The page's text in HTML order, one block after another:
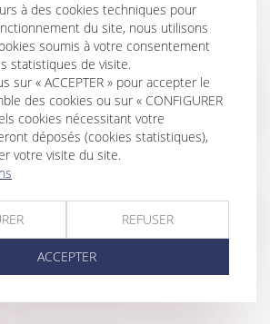
de performance énergétique
à la propriété immobilière : le PSLA
ancien
Asap, avec son dispositif anti-
de rénovation reste à la charge des
de la vente
portant sur la nue-propriété d’une
à des cookies techniques pour
du site, nous utilisons
soumis à votre consentement
statistiques de visite.
sur « ACCEPTER » pour accepter le
des cookies ou sur « CONFIGURER
cookies nécessitant votre
déposés (cookies statistiques),
votre visite du site.
REFUSER
ACCEPTER